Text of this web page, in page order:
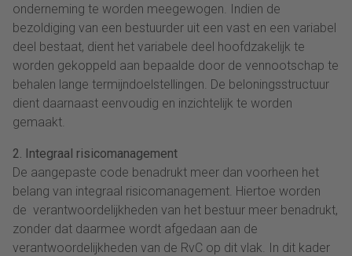
onderneming te worden meegewogen. Indien de
bezoldiging van een bestuurder uit een vast en een variabel
deel bestaat, dient het variabele deel hoofdzakelijk te
worden gekoppeld aan bepaalde door de vennootschap te
behalen lange termijndoelstellingen. De beloningsstructuur
dient daarnaast eenvoudig en inzichtelijk te worden
gemaakt.
2. Integraal risicomanagement
De aangepaste code benadrukt meer dan voorheen het
belang van integraal risicomanagement. Hiertoe worden
de verantwoordelijkheden van het bestuur meer benadrukt,
zonder dat daarmee wordt afgedaan aan de
verantwoordelijkheden van de RvC op dit vlak. In dit kader